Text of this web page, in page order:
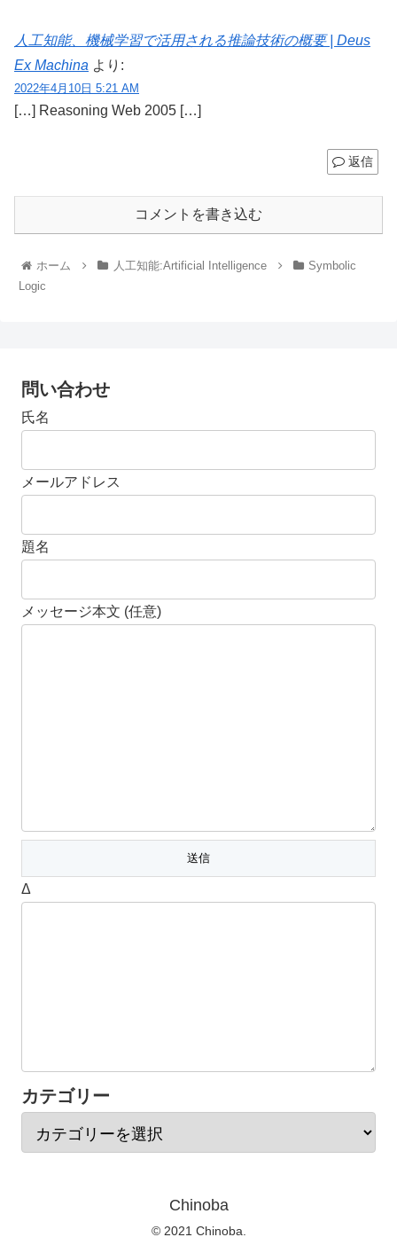
人工知能、機械学習で活用される推論技術の概要 | Deus
Ex Machina より:
2022年4月10日 5:21 AM
[…] Reasoning Web 2005 […]
返信
コメントを書き込む
ホーム 人工知能:Artificial Intelligence
Symbolic
Logic
問い合わせ
氏名
メールアドレス
題名
メッセージ本文 (任意)
Δ
カテゴリー
Chinoba
© 2021 Chinoba.